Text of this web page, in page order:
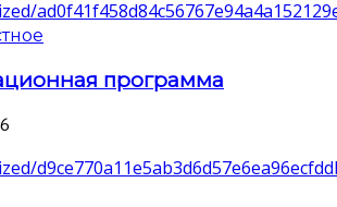
программа